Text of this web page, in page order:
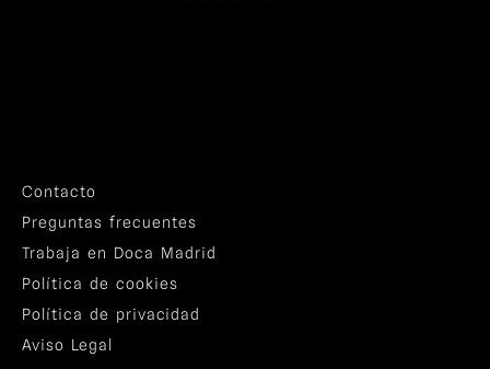
Contacto
Preguntas frecuentes
Trabaja en Doca Madrid
Política de cookies
Política de privacidad
Aviso Legal